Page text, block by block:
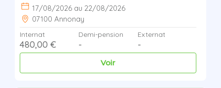
17/08/2026 au 22/08/2026
07100 Annonay
Internat
480,00 €
Demi-pension
-
Externat
-
Voir